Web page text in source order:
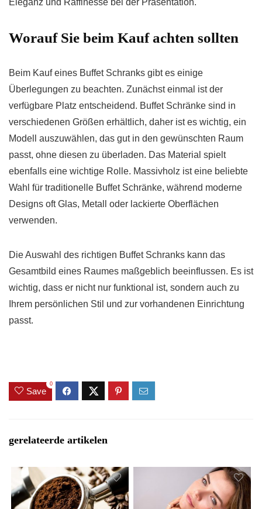
Eleganz und Raffinesse bei der Präsentation.
Worauf Sie beim Kauf achten sollten
Beim Kauf eines Buffet Schranks gibt es einige
Überlegungen zu beachten. Zunächst einmal ist der
verfügbare Platz entscheidend. Buffet Schränke sind in
verschiedenen Größen erhältlich, daher ist es wichtig, ein
Modell auszuwählen, das gut in den gewünschten Raum
passt, ohne diesen zu überladen. Das Material spielt
ebenfalls eine wichtige Rolle. Massivholz ist eine beliebte
Wahl für traditionelle Buffet Schränke, während moderne
Designs oft Glas, Metall oder lackierte Oberflächen
verwenden.
Die Auswahl des richtigen Buffet Schranks kann das
Gesamtbild eines Raumes maßgeblich beeinflussen. Es ist
wichtig, dass er nicht nur funktional ist, sondern auch zu
Ihrem persönlichen Stil und zur vorhandenen Einrichtung
passt.
Save
0
gerelateerde artikelen